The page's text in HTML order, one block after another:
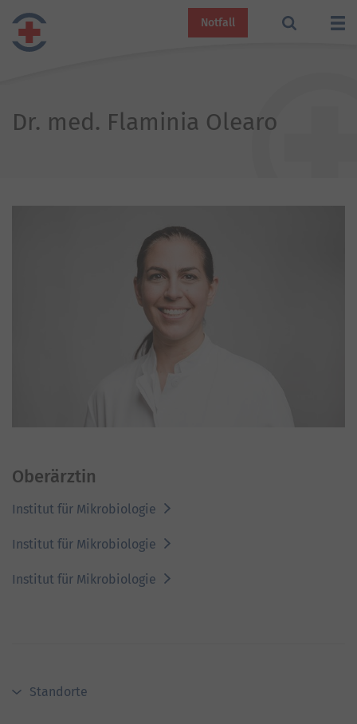
Notfall
Dr. med. Flaminia Olearo
Oberärztin
Institut für Mikrobiologie
Institut für Mikrobiologie
Institut für Mikrobiologie
Standorte